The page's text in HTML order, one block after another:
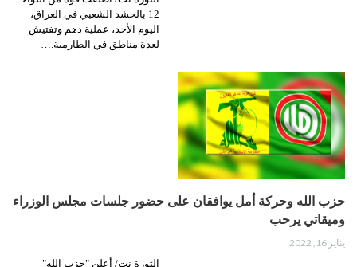
12 بالحشد الشعبي في العراق،
اليوم الأحد، عملية دهم وتفتيش
لعدة مناطق في الطارمية.…
حزب الله وحركة أمل يوافقان على حضور جلسات مجلس الوزراء
وميقاتي يرحب
يناير 16, 2022
الثورة نت/ أعلن "حزب الله"